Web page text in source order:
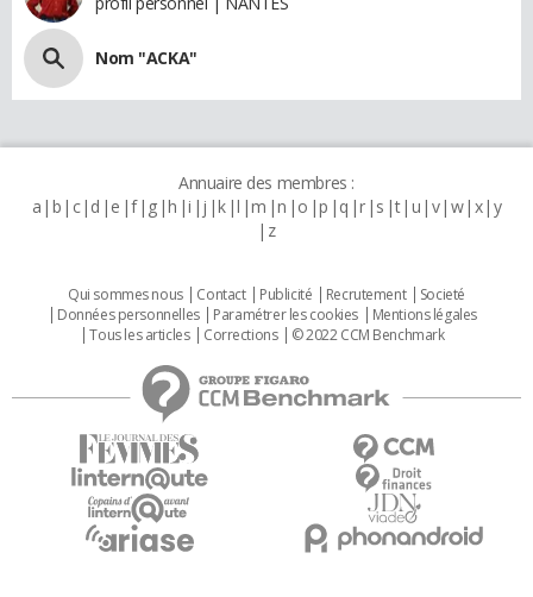
Nom "ACKA"
Annuaire des membres :
a b c d e f g h i j k l m n o p q r s t u v w x y
z
Qui sommes nous Contact Publicité Recrutement
Societé
Données personnelles
Paramétrer les cookies
Mentions légales
Tous les articles
Corrections © 2022 CCM Benchmark